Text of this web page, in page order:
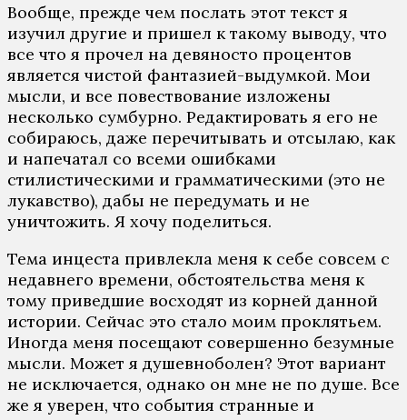
Вообще, прежде чем послать этот текст я
изучил другие и пришел к такому выводу, что
все что я прочел на девяносто процентов
является чистой фантазией-выдумкой. Мои
мысли, и все повествование изложены
несколько сумбурно. Редактировать я его не
собираюсь, даже перечитывать и отсылаю, как
и напечатал со всеми ошибками
стилистическими и грамматическими (это не
лукавство), дабы не передумать и не
уничтожить. Я хочу поделиться.
Тема инцеста привлекла меня к себе совсем с
недавнего времени, обстоятельства меня к
тому приведшие восходят из корней данной
истории. Сейчас это стало моим проклятьем.
Иногда меня посещают совершенно безумные
мысли. Может я душевноболен? Этот вариант
не исключается, однако он мне не по душе. Все
же я уверен, что события странные и